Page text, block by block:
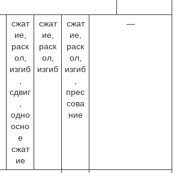
сжат
ие,
раск
ол,
изгиб
,
сдвиг
,
одно
осно
е
сжат
ие
сжат
ие,
раск
ол,
изгиб
сжат
ие,
раск
ол,
изгиб
,
прес
сова
ние
—